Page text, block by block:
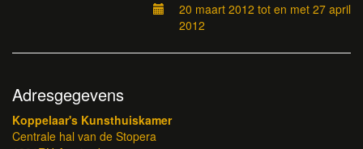
20 maart 2012 tot en met 27 april
2012
Adresgegevens
Koppelaar's Kunsthuiskamer
Centrale hal van de Stopera